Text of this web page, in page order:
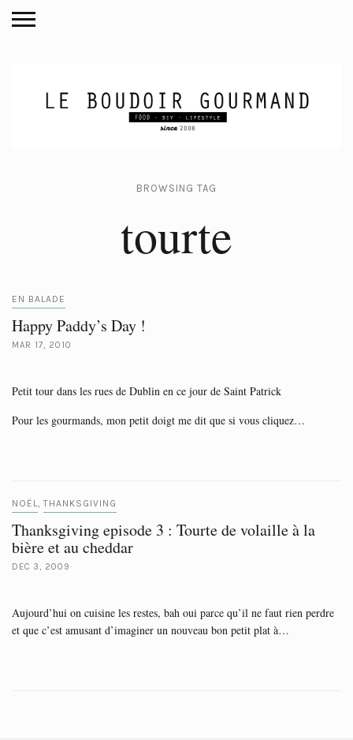
BROWSING TAG
tourte
EN BALADE
Happy Paddy’s Day !
MAR 17, 2010
Petit tour dans les rues de Dublin en ce jour de Saint Patrick
Pour les gourmands, mon petit doigt me dit que si vous cliquez…
NOËL,THANKSGIVING
Thanksgiving episode 3 : Tourte de volaille à la
bière et au cheddar
DEC 3, 2009
Aujourd’hui on cuisine les restes, bah oui parce qu’il ne faut rien perdre
et que c’est amusant d’imaginer un nouveau bon petit plat à…